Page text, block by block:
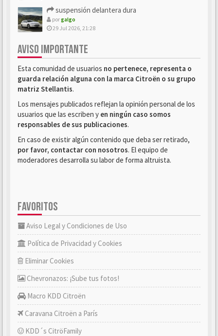
suspensión delantera dura
porgalgo
29 Jul 2026, 21:28
AVISO IMPORTANTE
Esta comunidad de usuarios no pertenece, representa o
guarda relación alguna con la marca Citroën o su grupo
matriz Stellantis.
Los mensajes publicados reflejan la opinión personal de los
usuarios que las escriben y en ningún caso somos
responsables de sus publicaciones.
En caso de existir algún contenido que deba ser retirado,
por favor, contactar con nosotros. El equipo de
moderadores desarrolla su labor de forma altruista.
FAVORITOS
Aviso Legal y Condiciones de Uso
Política de Privacidad y Cookies
Eliminar Cookies
Chevronazos: ¡Sube tus fotos!
Macro KDD Citroën
Caravana Citroën a París
KDD´s CitröFamily